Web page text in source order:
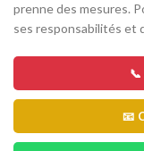
prenne des mesures.
ses responsabilités et
📧